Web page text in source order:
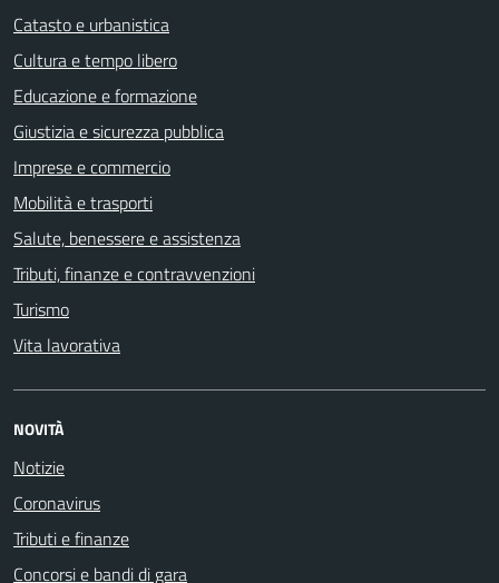
Catasto e urbanistica
Cultura e tempo libero
Educazione e formazione
Giustizia e sicurezza pubblica
Imprese e commercio
Mobilità e trasporti
Salute, benessere e assistenza
Tributi, finanze e contravvenzioni
Turismo
Vita lavorativa
NOVITÀ
Notizie
Coronavirus
Tributi e finanze
Concorsi e bandi di gara